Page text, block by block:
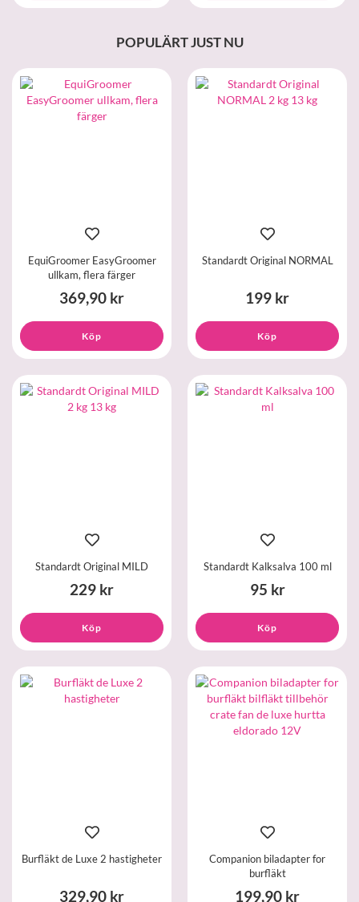
POPULÄRT JUST NU
EquiGroomer EasyGroomer
ullkam, flera färger
369,90 kr
Köp
Standardt Original NORMAL
199 kr
Köp
Standardt Original MILD
229 kr
Köp
Standardt Kalksalva 100 ml
95 kr
Köp
Burfläkt de Luxe 2 hastigheter
329,90 kr
Companion biladapter for
burfläkt
199,90 kr